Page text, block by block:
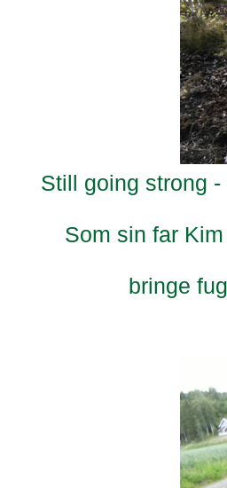
Still going strong
Som sin far
bringe